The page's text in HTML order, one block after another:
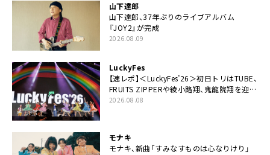
山下達郎
山下達郎、37年ぶりのライブアルバム
『JOY2』が完成
2026.08.09
LuckyFes
【速レポ】＜LuckyFes’26＞初日トリはTUBE、
FRUITS ZIPPERや綾小路翔、鬼龍院翔を迎え
た豪華コラボも「知ってたらぜひ一緒に歌っ
2026.08.08
モナキ
モナキ、新曲「すみなすものは心なりけり」